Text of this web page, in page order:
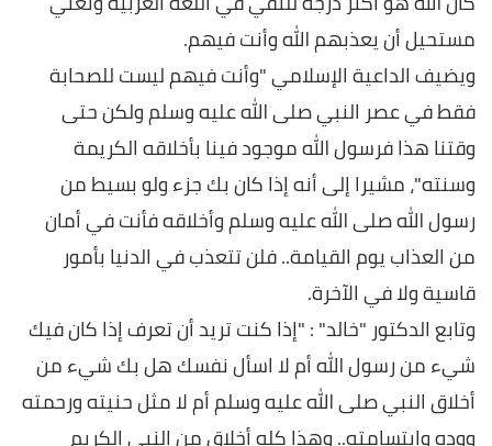
مستحيل أن يعذبهم الله وأنت فيهم.
ويضيف الداعية الإسلامي "وأنت فيهم ليست للصحابة
فقط في عصر النبي صلى الله عليه وسلم ولكن حتى
وقتنا هذا فرسول الله موجود فينا بأخلاقه الكريمة
وسنته"، مشيرا إلى أنه إذا كان بك جزء ولو بسيط من
رسول الله صلى الله عليه وسلم وأخلاقه فأنت في أمان
من العذاب يوم القيامة.. فلن تتعذب في الدنيا بأمور
قاسية ولا في الآخرة.
وتابع الدكتور "خالد" : "إذا كنت تريد أن تعرف إذا كان فيك
شيء من رسول الله أم لا اسأل نفسك هل بك شيء من
أخلاق النبي صلى الله عليه وسلم أم لا مثل حنيته ورحمته
ووده وابتسامته.. وهذا كله أخلاق من النبي الكريم